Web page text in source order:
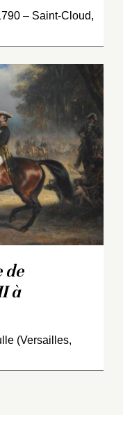
– Saint-Cloud,
de
à
(Versailles,